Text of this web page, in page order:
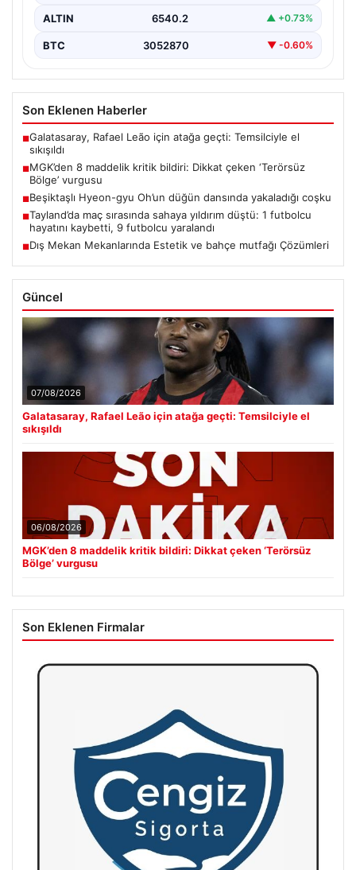
ALTIN 6540.2 ▲ +0.73%
BTC 3052870 ▼ -0.60%
Son Eklenen Haberler
■Galatasaray, Rafael Leão için atağa geçti: Temsilciyle el
sıkışıldı
■MGK’den 8 maddelik kritik bildiri: Dikkat çeken ‘Terörsüz
Bölge’ vurgusu
■Beşiktaşlı Hyeon-gyu Oh’un düğün dansında yakaladığı coşku
■Tayland’da maç sırasında sahaya yıldırım düştü: 1 futbolcu
hayatını kaybetti, 9 futbolcu yaralandı
■Dış Mekan Mekanlarında Estetik ve bahçe mutfağı Çözümleri
Güncel
07/08/2026
Galatasaray, Rafael Leão için atağa geçti: Temsilciyle el
sıkışıldı
06/08/2026
MGK’den 8 maddelik kritik bildiri: Dikkat çeken ‘Terörsüz
Bölge’ vurgusu
Son Eklenen Firmalar